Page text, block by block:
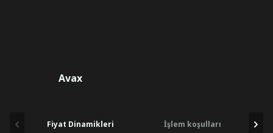
Avax
Fiyat Dinamikleri İşlem koşulları